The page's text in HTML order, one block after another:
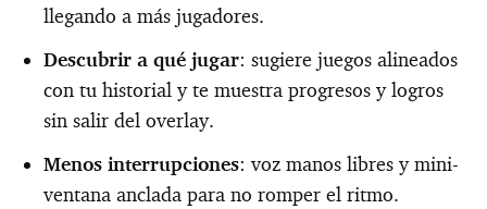
llegando a más jugadores.
Descubrir a qué jugar: sugiere juegos alineados
con tu historial y te muestra progresos y logros
sin salir del overlay.
Menos interrupciones: voz manos libres y mini-
ventana anclada para no romper el ritmo.